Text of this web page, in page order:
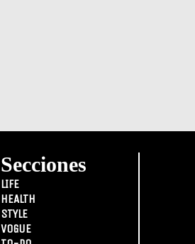
Secciones
LIFE
HEALTH
STYLE
VOGUE